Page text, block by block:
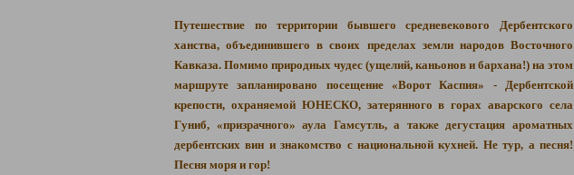
Путешествие по территории бывшего средневекового Дербентского
ханства, объединившего в своих пределах земли народов Восточного
Кавказа. Помимо природных чудес (ущелий, каньонов и бархана!) на этом
маршруте запланировано посещение «Ворот Каспия» - Дербентской
крепости, охраняемой ЮНЕСКО, затерянного в горах аварского села
Гуниб, «призрачного» аула Гамсутль, а также дегустация ароматных
дербентских вин и знакомство с национальной кухней. Не тур, а песня!
Песня моря и гор!